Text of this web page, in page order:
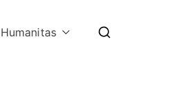
Humanitas